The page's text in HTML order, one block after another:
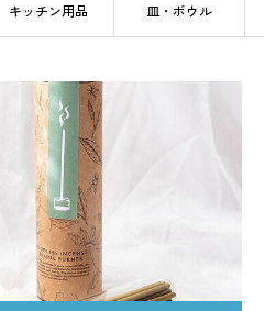
キッチン用品 皿・ボウル